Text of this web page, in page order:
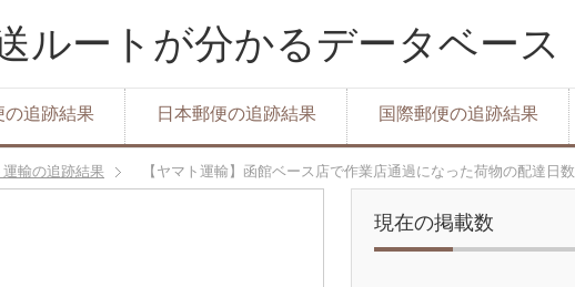
ルートが分かるデータベース
の追跡結果 日本郵便の追跡結果 国際郵便の追跡結果
運輸の追跡結果 【ヤマト運輸】函館ベース店で作業店通過になった荷物の配達日数
現在の掲載数